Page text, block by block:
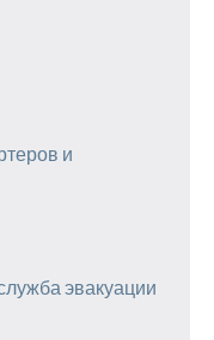
и
эвакуации